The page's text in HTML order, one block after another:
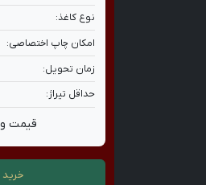
نوع کاغذ:
امکان چاپ اختصاصی:
زمان تحویل:
حداقل تیراژ:
قیمت